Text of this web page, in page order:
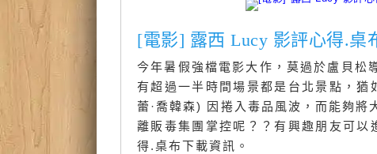
[電影] 露西 Lucy 影評心得.桌
今年暑假強檔電影大作，莫過於盧貝松
有超過一半時間場景都是台北景點，
蕾·喬韓森) 因捲入毒品風波，而能夠
離販毒集團掌控呢？？有興趣朋友可
得.桌布下載資訊。